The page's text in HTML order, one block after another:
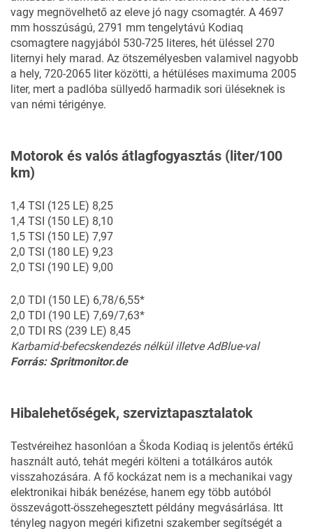
vagy megnövelhető az eleve jó nagy csomagtér. A 4697
mm hosszúságú, 2791 mm tengelytávú Kodiaq
csomagtere nagyjából 530-725 literes, hét üléssel 270
liternyi hely marad. Az ötszemélyesben valamivel nagyobb
a hely, 720-2065 liter közötti, a hétüléses maximuma 2005
liter, mert a padlóba süllyedő harmadik sori üléseknek is
van némi térigénye.
Motorok és valós átlagfogyasztás (liter/100
km)
1,4 TSI (125 LE) 8,25
1,4 TSI (150 LE) 8,10
1,5 TSI (150 LE) 7,97
2,0 TSI (180 LE) 9,23
2,0 TSI (190 LE) 9,00
2,0 TDI (150 LE) 6,78/6,55*
2,0 TDI (190 LE) 7,69/7,63*
2,0 TDI RS (239 LE) 8,45
Karbamid-befecskendezés nélkül illetve AdBlue-val
Forrás: Spritmonitor.de
Hibalehetőségek, szerviztapasztalatok
Testvéreihez hasonlóan a Škoda Kodiaq is jelentős értékű
használt autó, tehát megéri költeni a totálkáros autók
visszahozására. A fő kockázat nem is a mechanikai vagy
elektronikai hibák benézése, hanem egy több autóból
összevágott-összehegesztett példány megvásárlása. Itt
tényleg nagyon megéri kifizetni szakember segítségét a